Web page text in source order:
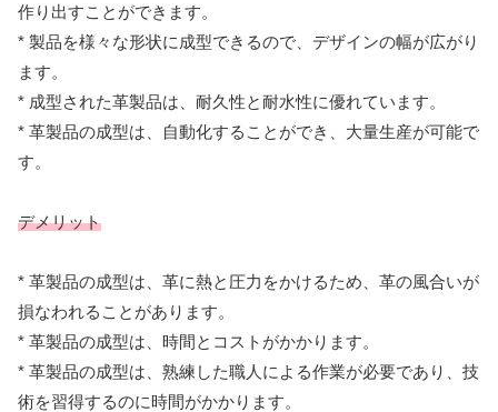
作り出すことができます。
* 製品を様々な形状に成型できるので、デザインの幅が広がり
ます。
* 成型された革製品は、耐久性と耐水性に優れています。
* 革製品の成型は、自動化することができ、大量生産が可能で
す。
デメリット
* 革製品の成型は、革に熱と圧力をかけるため、革の風合いが
損なわれることがあります。
* 革製品の成型は、時間とコストがかかります。
* 革製品の成型は、熟練した職人による作業が必要であり、技
術を習得するのに時間がかかります。